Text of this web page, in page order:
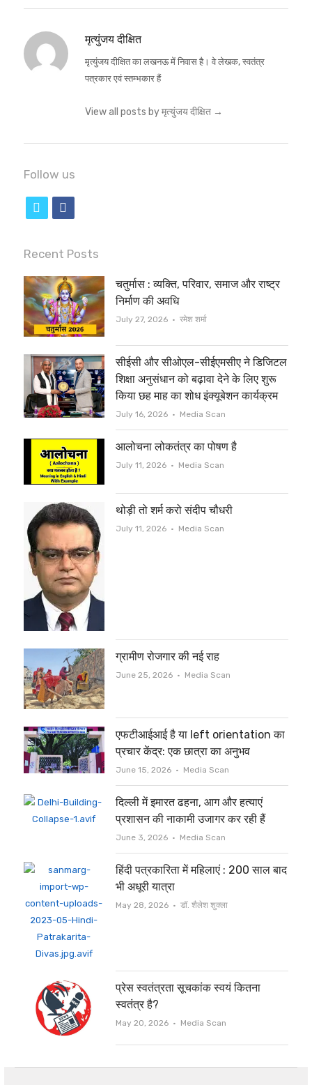
मृत्युंजय दीक्षित
मृत्युंजय दीक्षित का लखनऊ में निवास है। वे लेखक, स्वतंत्र
पत्रकार एवं स्तम्भकार हैं
View all posts by मृत्युंजय दीक्षित →
Follow us
i
t
t
e
r
c
e
b
o
o
k
Recent Posts
चतुर्मास : व्यक्ति, परिवार, समाज और राष्ट्र
निर्माण की अवधि
July 27, 2026 Author
रमेश शर्मा
सीईसी और सीओएल-सीईएमसीए ने डिजिटल
शिक्षा अनुसंधान को बढ़ावा देने के लिए शुरू
किया छह माह का शोध इंक्यूबेशन कार्यक्रम
July 16, 2026 Author
Media Scan
आलोचना लोकतंत्र का पोषण है
July 11, 2026 Author
Media Scan
थोड़ी तो शर्म करो संदीप चौधरी
July 11, 2026 Author
Media Scan
ग्रामीण रोजगार की नई राह
June 25, 2026 Author
Media Scan
एफटीआईआई है या left orientation का
प्रचार केंद्र: एक छात्रा का अनुभव
June 15, 2026 Author
Media Scan
दिल्ली में इमारत ढहना, आग और हत्याएं
प्रशासन की नाकामी उजागर कर रही हैं
June 3, 2026 Author
Media Scan
हिंदी पत्रकारिता में महिलाएं : 200 साल बाद
भी अधूरी यात्रा
May 28, 2026 Author
डॉ. शैलेश शुक्ला
प्रेस स्वतंत्रता सूचकांक स्वयं कितना
स्वतंत्र है?
May 20, 2026 Author
Media Scan